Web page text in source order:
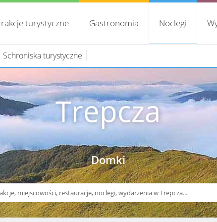
turystyczne Gastronomia Noclegi
Schroniska turystyczne
Trepcza
Domki